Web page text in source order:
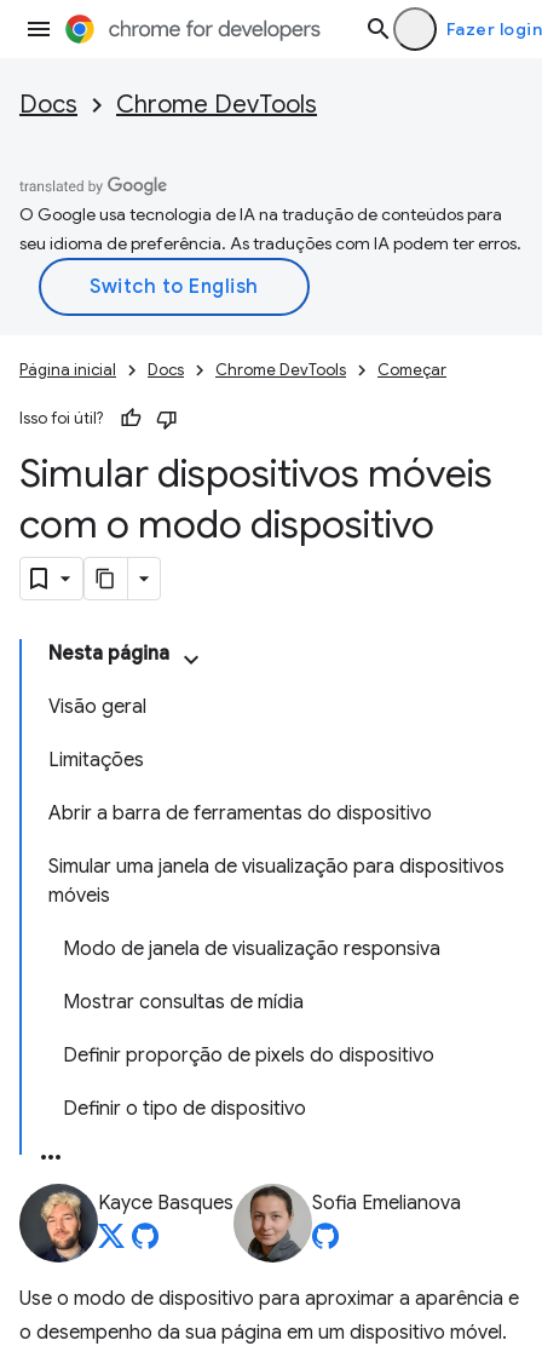
Fazer login
Docs Chrome DevTools
O Google usa tecnologia de IA na tradução de conteúdos para
seu idioma de preferência. As traduções com IA podem ter erros.
Página inicial Docs Chrome DevTools Começar
Isso foi útil?
Simular dispositivos móveis
com o modo dispositivo
Nesta página
Visão geral
Limitações
Abrir a barra de ferramentas do dispositivo
Simular uma janela de visualização para dispositivos
móveis
Modo de janela de visualização responsiva
Mostrar consultas de mídia
Definir proporção de pixels do dispositivo
Definir o tipo de dispositivo
Kayce Basques Sofia Emelianova
Use o modo de dispositivo para aproximar a aparência e
o desempenho da sua página em um dispositivo móvel.